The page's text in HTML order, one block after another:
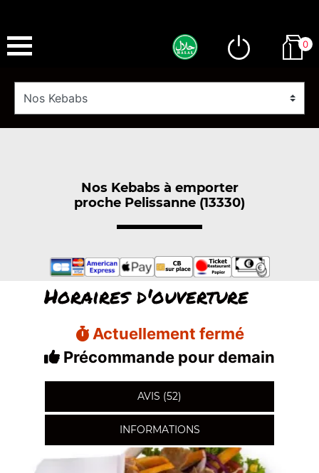
0
Nos Kebabs à emporter
proche Pelissanne (13330)
Horaires d'ouverture
Actuellement fermé
Précommande pour demain
AVIS (52)
INFORMATIONS